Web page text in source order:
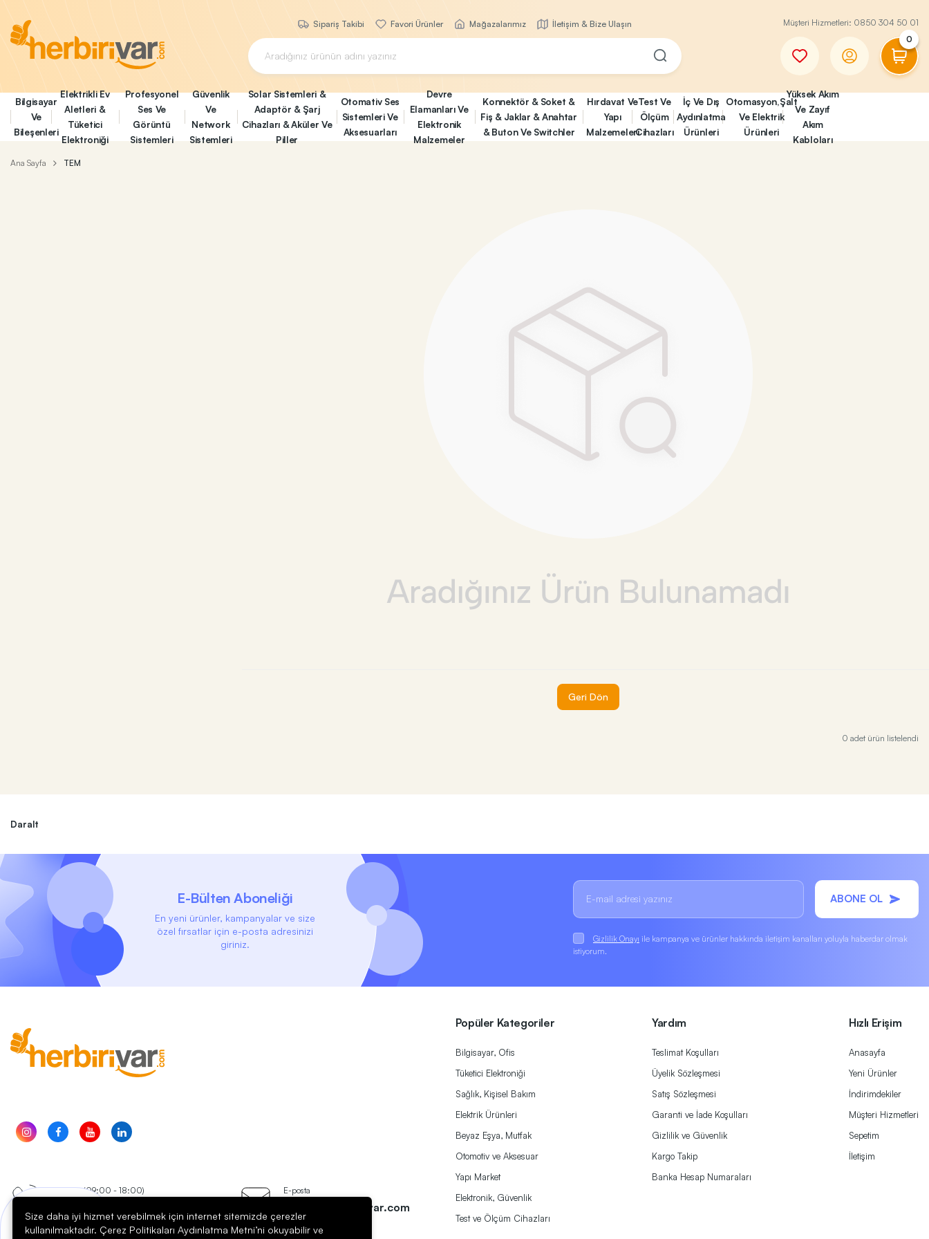
Sipariş Takibi Favori Ürünler Mağazalarımız İletişim & Bize Ulaşın Müşteri Hizmetleri: 0850 304 50 01
0
Bilgisayar
Ve
Bileşenleri
Elektrikli Ev
Aletleri &
Tüketici
Elektroniği
Profesyonel
Ses Ve
Görüntü
Sistemleri
Güvenlik
Ve
Network
Sistemleri
Solar Sistemleri &
Adaptör & Şarj
Cihazları & Aküler Ve
Piller
Otomativ Ses
Sistemleri Ve
Aksesuarları
Devre
Elamanları Ve
Elektronik
Malzemeler
Konnektör & Soket &
Fiş & Jaklar & Anahtar
& Buton Ve Switchler
Hırdavat Ve
Yapı
Malzemeleri
Test Ve
Ölçüm
Cihazları
İç Ve Dış
Aydınlatma
Ürünleri
Otomasyon,Şalt
Ve Elektrik
Ürünleri
Yüksek Akım
Ve Zayıf
Akım
Kabloları
Ana Sayfa TEM
Geri Dön
0 adet ürün listelendi
Daralt
E-Bülten Aboneliği
En yeni ürünler, kampanyalar ve size
özel fırsatlar için e-posta adresinizi
giriniz.
ABONE OL
Gizlilik Onayı ile kampanya ve ürünler hakkında iletişim kanalları yoluyla haberdar olmak
istiyorum.
Telefon (09:00 - 18:00) E-posta
destek@herbirivar.com
Popüler Kategoriler
Bilgisayar, Ofis
Tüketici Elektroniği
Sağlık, Kişisel Bakım
Elektrik Ürünleri
Beyaz Eşya, Mutfak
Otomotiv ve Aksesuar
Yapı Market
Elektronik, Güvenlik
Test ve Ölçüm Cihazları
Yardım
Teslimat Koşulları
Üyelik Sözleşmesi
Satış Sözleşmesi
Garanti ve İade Koşulları
Gizlilik ve Güvenlik
Kargo Takip
Banka Hesap Numaraları
Hızlı Erişim
Anasayfa
Yeni Ürünler
İndirimdekiler
Müşteri Hizmetleri
Sepetim
İletişim
Bir sorunuz mu var?
Size daha iyi hizmet verebilmek için internet sitemizde çerezler
kullanılmaktadır. Çerez Politikaları Aydınlatma Metni’ni okuyabilir ve